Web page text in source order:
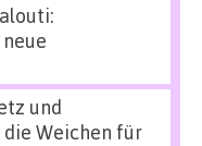
und
Weichen für